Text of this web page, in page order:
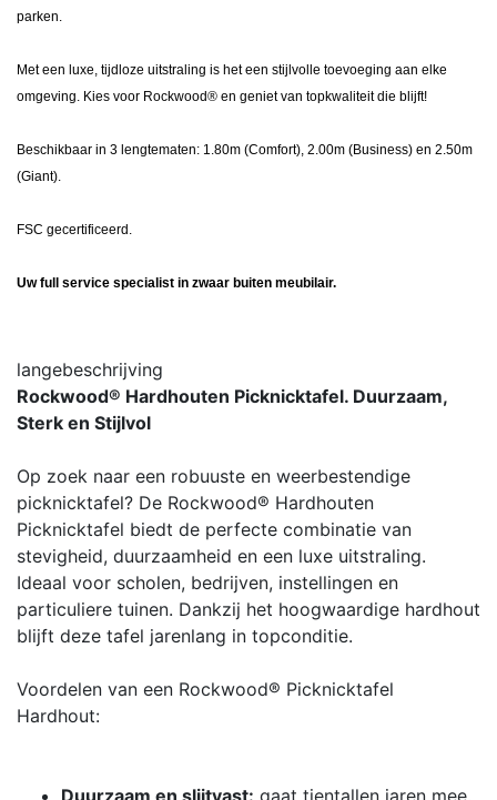
parken.
Met een luxe, tijdloze uitstraling is het een stijlvolle toevoeging aan elke
omgeving. Kies voor Rockwood® en geniet van topkwaliteit die blijft!
Beschikbaar in 3 lengtematen: 1.80m (Comfort), 2.00m (Business) en 2.50m
(Giant).
FSC gecertificeerd.
Uw full service specialist in zwaar buiten meubilair.
langebeschrijving
Rockwood® Hardhouten Picknicktafel. Duurzaam,
Sterk en Stijlvol
Op zoek naar een robuuste en weerbestendige
picknicktafel? De Rockwood® Hardhouten
Picknicktafel biedt de perfecte combinatie van
stevigheid, duurzaamheid en een luxe uitstraling.
Ideaal voor scholen, bedrijven, instellingen en
particuliere tuinen. Dankzij het hoogwaardige hardhout
blijft deze tafel jarenlang in topconditie.
Voordelen van een Rockwood® Picknicktafel
Hardhout:
Duurzaam en slijtvast: gaat tientallen jaren mee,